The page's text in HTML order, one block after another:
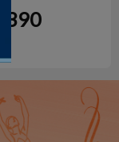
3.390